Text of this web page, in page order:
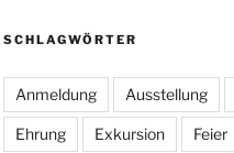
SCHLAGWÖRTER
Anmeldung Ausstellung
Ehrung Exkursion Feier